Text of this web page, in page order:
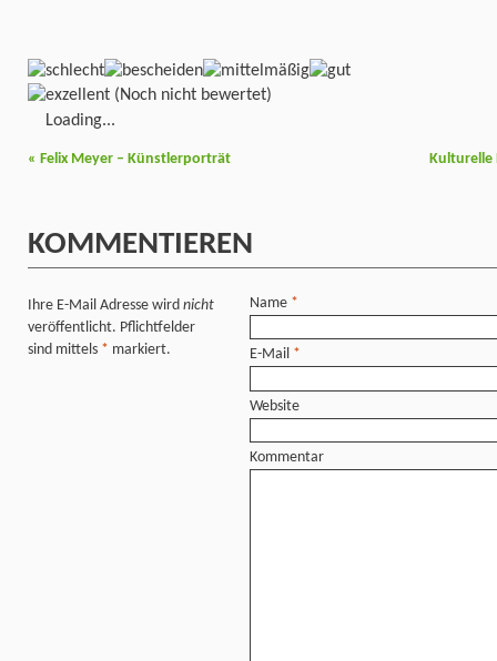
(Noch nicht bewertet)
Loading...
« Felix Meyer – Künstlerporträt Kulturelle
KOMMENTIEREN
Ihre E-Mail Adresse wird nicht
veröffentlicht. Pflichtfelder
sind mittels * markiert.
Name *
E-Mail *
Website
Kommentar